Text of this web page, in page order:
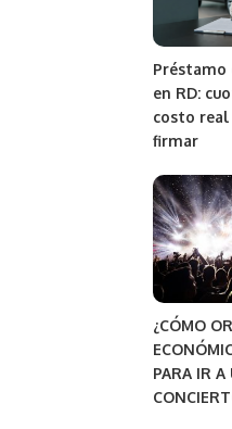
Préstamo
en RD:
costo
firmar
¿CÓMO
PARA IR A